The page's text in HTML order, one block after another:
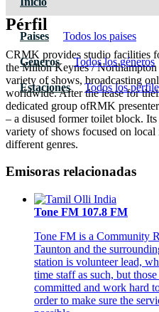
Paises Todos los paises
Géneros Todos los géneros
Estaciones Todos los
Pérfil
CRMK provides studio facilities
the Milton Keynes /
variety of shows, broadcasting
worldwide. After the lease for
dedicated group ofRMK
– a disused former toilet block.
variety of shows focused on
different genres.
Emisoras relacionadas
Tone FM 107.8 FM
Tone FM is a Community
Taunton and the
station is volunteer lead,
time staff as such, but
committed and work hard
order to make sure the